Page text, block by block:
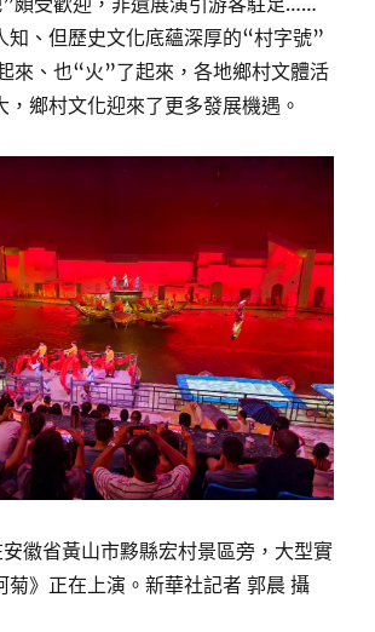
知、但歷史文化底蘊深厚的“村字號”
來、也“火”了起來，各地鄉村文體活
，鄉村文化迎來了更多發展機遇。
徽省黃山市黟縣宏村景區旁，大型實
菊》正在上演。新華社記者 郭晨 攝